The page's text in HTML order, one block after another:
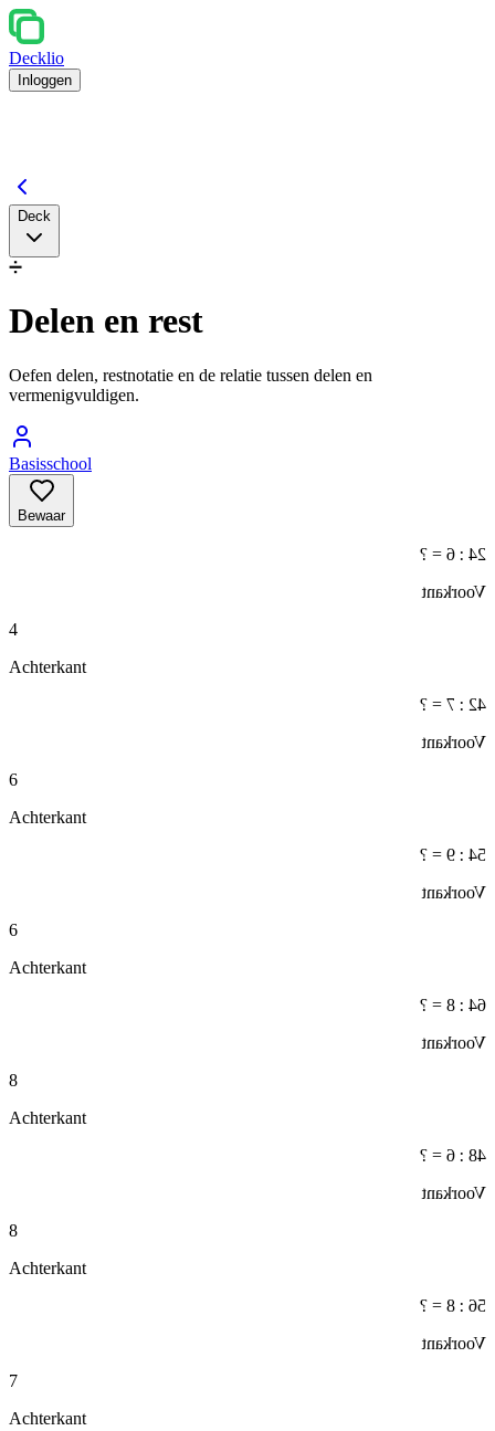
Decklio
Inloggen
Deck
➗
Delen en rest
Oefen delen, restnotatie en de relatie tussen delen en
vermenigvuldigen.
Basisschool
Bewaar
24 : 6 = ?
Voorkant
4
Achterkant
42 : 7 = ?
Voorkant
6
Achterkant
54 : 9 = ?
Voorkant
6
Achterkant
64 : 8 = ?
Voorkant
8
Achterkant
48 : 6 = ?
Voorkant
8
Achterkant
56 : 8 = ?
Voorkant
7
Achterkant